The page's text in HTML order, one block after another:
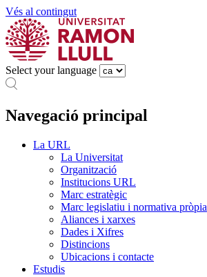
Vés al contingut
Select your language
Navegació principal
La URL
La Universitat
Organització
Institucions URL
Marc estratègic
Marc legislatiu i normativa pròpia
Aliances i xarxes
Dades i Xifres
Distincions
Ubicacions i contacte
Estudis